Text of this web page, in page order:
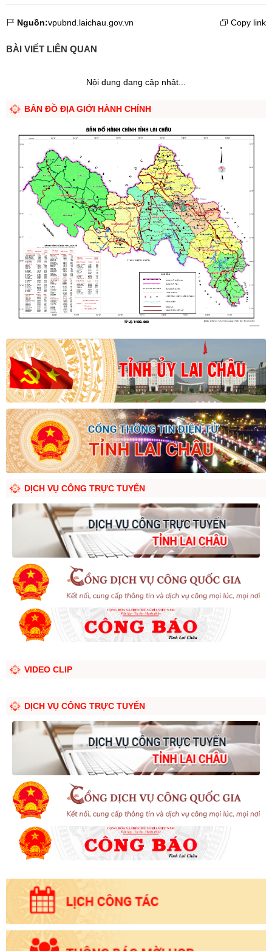
Nguồn:vpubnd.laichau.gov.vn Copy link
BÀI VIẾT LIÊN QUAN
Nội dung đang cập nhật...
BẢN ĐỒ ĐỊA GIỚI HÀNH CHÍNH
DỊCH VỤ CÔNG TRỰC TUYẾN
VIDEO CLIP
DỊCH VỤ CÔNG TRỰC TUYẾN